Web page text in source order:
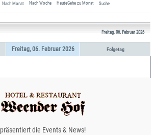
Nach Monat Nach Woche HeuteGehe zu Monat Suche
Freitag, 06. Februar 2026
Freitag, 06. Februar 2026 Folgetag
präsentiert die Events & News!